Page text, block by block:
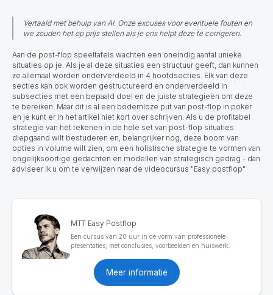
Vertaald met behulp van AI. Onze excuses voor eventuele fouten en
we zouden het op prijs stellen als je ons helpt deze te corrigeren.
Aan de post-flop speeltafels wachten een oneindig aantal unieke
situaties op je. Als je al deze situaties een structuur geeft, dan kunnen
ze allemaal worden onderverdeeld in 4 hoofdsecties. Elk van deze
secties kan ook worden gestructureerd en onderverdeeld in
subsecties met een bepaald doel en de juiste strategieën om deze
te bereiken. Maar dit is al een bodemloze put van post-flop in poker
en je kunt er in het artikel niet kort over schrijven Als u de profitabel
strategie van het tekenen in de hele set van post-flop situaties
diepgaand wilt bestuderen en, belangrijker nog, deze boom van
opties in volume wilt zien, om een holistische strategie te vormen van
ongelijksoortige gedachten en modellen van strategisch gedrag - dan
adviseer ik u om te verwijzen naar de videocursus "Easy postflop"
MTT Easy Postflop
Een cursus van 20 uur in de vorm van professionele
presentaties, met conclusies, voorbeelden en huiswerk.
Meer informatie